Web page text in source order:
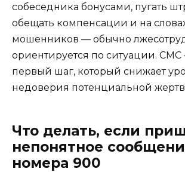
собеседника бонусами, пугать
обещать компенсации и на
мошенников — обычно
ориентируется по ситуации.
первый шаг, который снижает
недоверия потенциальной
Что делать, если
непонятное
номера 900